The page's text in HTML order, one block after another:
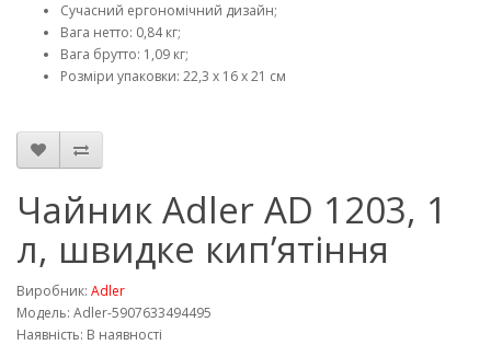
Сучасний ергономічний дизайн;
Вага нетто: 0,84 кг;
Вага брутто: 1,09 кг;
Розміри упаковки: 22,3 х 16 х 21 см
Чайник Adler AD 1203, 1
л, швидке кип’ятіння
Виробник: Adler
Модель: Adler-5907633494495
Наявність: В наявності